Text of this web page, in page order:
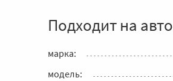
Подходит на авто
марка:
модель: